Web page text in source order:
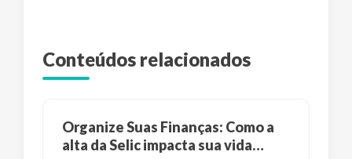
Conteúdos relacionados
Organize Suas Finanças: Como a
alta da Selic impacta sua vida